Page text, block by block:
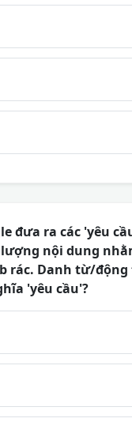
đưa ra các 'yêu
nội dung
rác. Danh từ/động
'yêu cầu'?